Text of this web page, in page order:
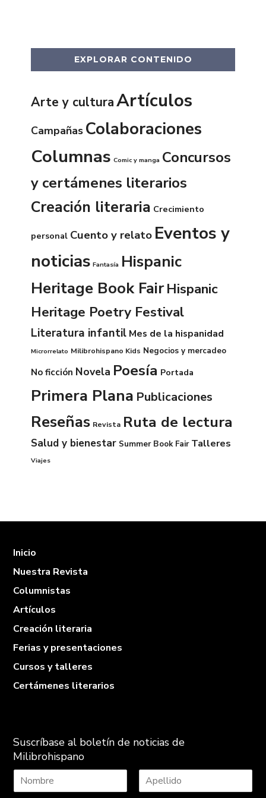
EXPLORAR CONTENIDO
Arte y culturaArtículos
Campañas Colaboraciones
Columnas Comic y manga Concursos
y certámenes literarios
Creación literaria Crecimiento
personal Cuento y relato Eventos y
noticias Fantasía Hispanic
Heritage Book FairHispanic
Heritage Poetry Festival
Literatura infantil Mes de la hispanidad
Microrrelato Milibrohispano Kids Negocios y mercadeo
No ficción Novela Poesía Portada
Primera Plana Publicaciones
Reseñas Revista Ruta de lectura
Salud y bienestar Summer Book Fair Talleres
Viajes
Inicio
Nuestra Revista
Columnistas
Artículos
Creación literaria
Ferias y presentaciones
Cursos y talleres
Certámenes literarios
Suscríbase al boletín de noticias de
Milibrohispano